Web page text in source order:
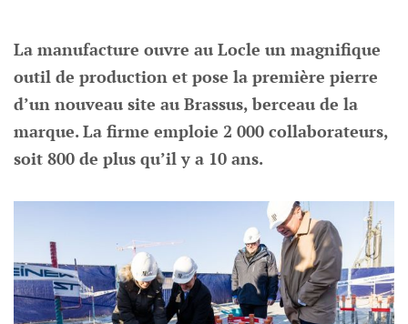
La manufacture ouvre au Locle un magnifique
outil de production et pose la première pierre
d’un nouveau site au Brassus, berceau de la
marque. La firme emploie 2 000 collaborateurs,
soit 800 de plus qu’il y a 10 ans.